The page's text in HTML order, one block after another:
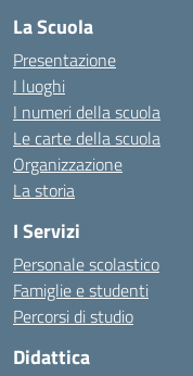
La Scuola
Presentazione
I luoghi
I numeri della scuola
Le carte della scuola
Organizzazione
La storia
I Servizi
Personale scolastico
Famiglie e studenti
Percorsi di studio
Didattica